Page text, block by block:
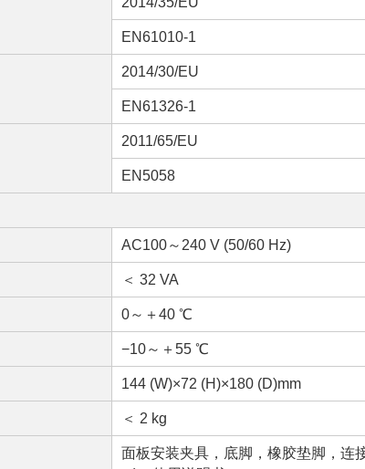
EN61010-1
2014/30/EU
EN61326-1
2011/65/EU
EN5058
AC100～240 V (50/60 Hz)
＜ 32 VA
0～＋40 ℃
−10～＋55 ℃
144 (W)×72 (H)×180 (D)mm
＜ 2 kg
面板安装夹具，底脚，橡胶垫脚，连